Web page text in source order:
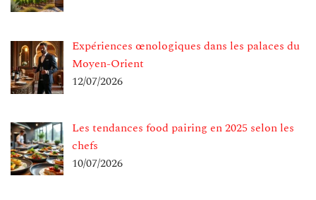
Expériences œnologiques dans les palaces du
Moyen-Orient
12/07/2026
Les tendances food pairing en 2025 selon les
chefs
10/07/2026